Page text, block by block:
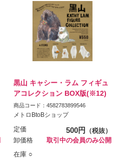
黒山 キャシー・ラム フィギュ
アコレクション BOX版(※12)
商品コード：4582783899546
メトロBtoBショップ
定価 500円
（税抜）
卸価格
取引中の会員のみ公開
在庫 ○